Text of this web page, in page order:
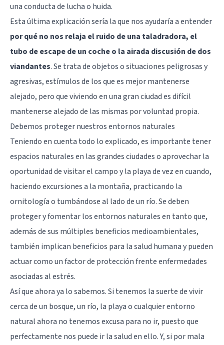
una conducta de lucha o huida.
Esta última explicación sería la que nos ayudaría a entender
por qué no nos relaja el ruido de una taladradora, el
tubo de escape de un coche o la airada discusión de dos
viandantes. Se trata de objetos o situaciones peligrosas y
agresivas, estímulos de los que es mejor mantenerse
alejado, pero que viviendo en una gran ciudad es difícil
mantenerse alejado de las mismas por voluntad propia.
Debemos proteger nuestros entornos naturales
Teniendo en cuenta todo lo explicado, es importante tener
espacios naturales en las grandes ciudades o aprovechar la
oportunidad de visitar el campo y la playa de vez en cuando,
haciendo excursiones a la montaña, practicando la
ornitología o tumbándose al lado de un río. Se deben
proteger y fomentar los entornos naturales en tanto que,
además de sus múltiples beneficios medioambientales,
también implican beneficios para la salud humana y pueden
actuar como un factor de protección frente enfermedades
asociadas al estrés.
Así que ahora ya lo sabemos. Si tenemos la suerte de vivir
cerca de un bosque, un río, la playa o cualquier entorno
natural ahora no tenemos excusa para no ir, puesto que
perfectamente nos puede ir la salud en ello. Y, si por mala